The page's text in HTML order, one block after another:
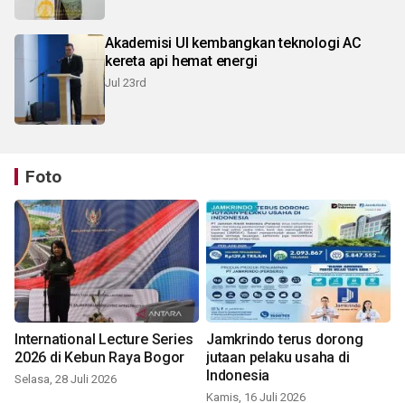
Akademisi UI kembangkan teknologi AC
kereta api hemat energi
Jul 23rd
Foto
International Lecture Series
2026 di Kebun Raya Bogor
Selasa, 28 Juli 2026
Jamkrindo terus dorong
jutaan pelaku usaha di
Indonesia
Kamis, 16 Juli 2026